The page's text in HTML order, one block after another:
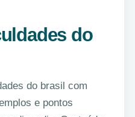
do
do brasil com
e pontos